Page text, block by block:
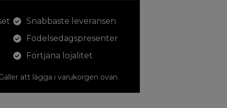
Snabbaste leveransen
Födelsedagspresenter
Förtjäna lojalitet
att lägga i varukorgen ovan.